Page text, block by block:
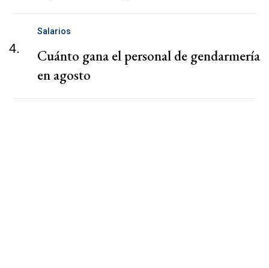
4.
Salarios
Cuánto gana el personal de gendarmería
en agosto